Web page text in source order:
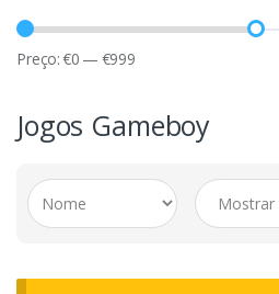
Preço:€0 — €999
Jogos Gameboy